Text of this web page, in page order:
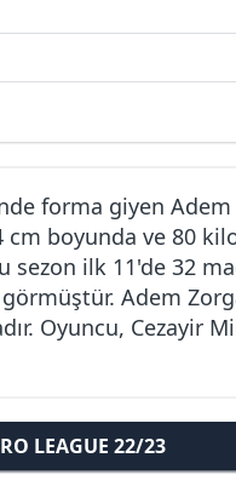
forma giyen
boyunda ve 80
sezon ilk 11'de 32
görmüştür. Adem
Oyuncu, Cezayir
LEAGUE 22/23